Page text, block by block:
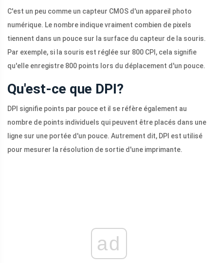
C'est un peu comme un capteur CMOS d'un appareil photo
numérique. Le nombre indique vraiment combien de pixels
tiennent dans un pouce sur la surface du capteur de la souris.
Par exemple, si la souris est réglée sur 800 CPI, cela signifie
qu'elle enregistre 800 points lors du déplacement d'un pouce.
Qu'est-ce que DPI?
DPI signifie points par pouce et il se réfère également au
nombre de points individuels qui peuvent être placés dans une
ligne sur une portée d'un pouce. Autrement dit, DPI est utilisé
pour mesurer la résolution de sortie d'une imprimante.
ad